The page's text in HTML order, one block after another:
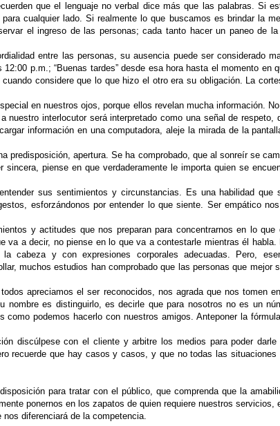
que el lenguaje no verbal dice más que las palabras. Si
cualquier lado. Si realmente lo que buscamos es brindar la
el ingreso de las personas; cada tanto hacer un paneo de
entre las personas, su ausencia puede ser considerado
p.m.; “Buenas tardes” desde esa hora hasta el momento en
considere que lo que hizo el otro era su obligación. La
en nuestros ojos, porque ellos revelan mucha información.
interlocutor será interpretado como una señal de respeto,
información en una computadora, aleje la mirada de la
predisposición, apertura. Se ha comprobado, que al sonreír se
piense en que verdaderamente le importa quien se
sus sentimientos y circunstancias. Es una habilidad que
esforzándonos por entender lo que siente. Ser empático
y actitudes que nos preparan para concentrarnos en lo
a decir, no piense en lo que va a contestarle mientras él
cabeza y con expresiones corporales adecuadas. Pero,
muchos estudios han comprobado que las personas que mejor
apreciamos el ser reconocidos, nos agrada que nos tomen
es distinguirlo, es decirle que para nosotros no es un
podemos hacerlo con nuestros amigos. Anteponer la
discúlpese con el cliente y arbitre los medios para poder
recuerde que hay casos y casos, y que no todas las situaciones
para tratar con el público, que comprenda que la
ponernos en los zapatos de quien requiere nuestros servicios,
diferenciará de la competencia.